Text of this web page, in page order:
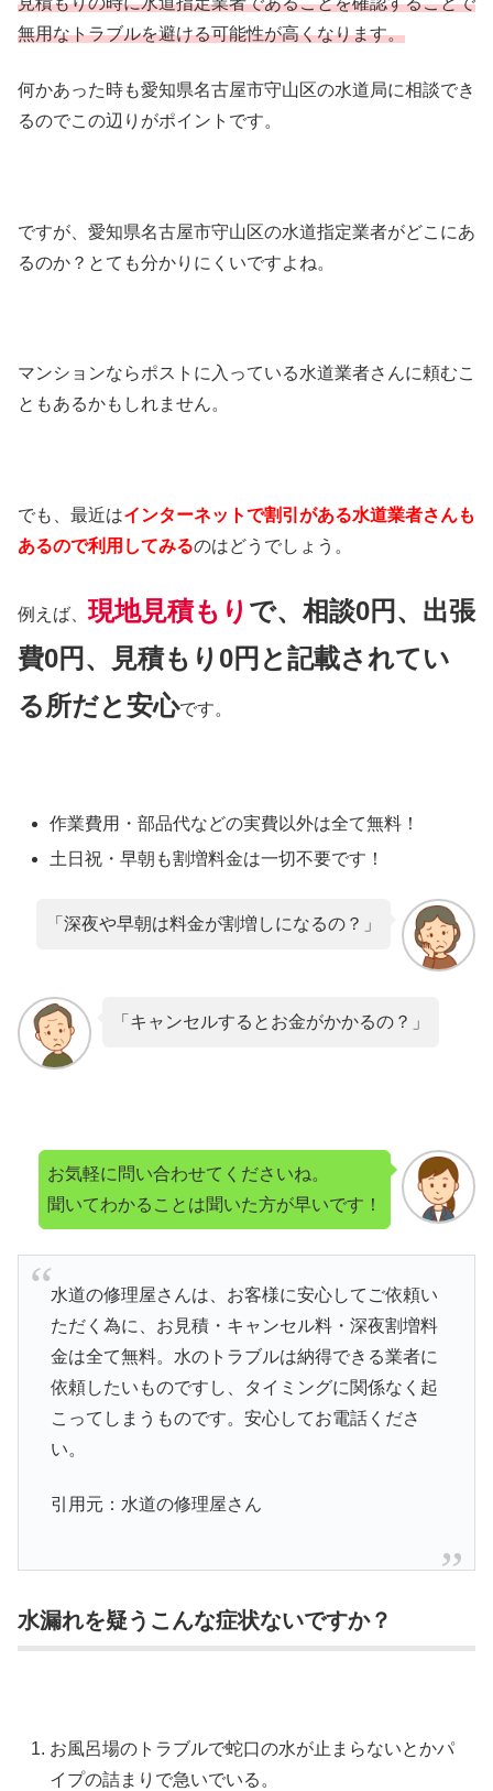
無用なトラブルを避ける可能性が高くなります。
何かあった時も愛知県名古屋市守山区の水道局に相談でき
るのでこの辺りがポイントです。
ですが、愛知県名古屋市守山区の水道指定業者がどこにあ
るのか？とても分かりにくいですよね。
マンションならポストに入っている水道業者さんに頼むこ
ともあるかもしれません。
でも、最近はインターネットで割引がある水道業者さんも
あるので利用してみるのはどうでしょう。
例えば、現地見積もり で、相談0円、出張
費0円、見積もり0円と記載されてい
る所だと安心です。
作業費用・部品代などの実費以外は全て無料！
土日祝・早朝も割増料金は一切不要です！
「深夜や早朝は料金が割増しになるの？」
「キャンセルするとお金がかかるの？」
お気軽に問い合わせてくださいね。
聞いてわかることは聞いた方が早いです！
水道の修理屋さんは、お客様に安心してご依頼い
ただく為に、お見積・キャンセル料・深夜割増料
金は全て無料。水のトラブルは納得できる業者に
依頼したいものですし、タイミングに関係なく起
こってしまうものです。安心してお電話くださ
い。
引用元：水道の修理屋さん
水漏れを疑うこんな症状ないですか？
お風呂場のトラブルで蛇口の水が止まらないとかパ
イプの詰まりで急いでいる。